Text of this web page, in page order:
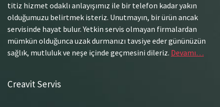
titiz hizmet odaklı anlayışımız ile bir telefon kadar yakın
olduğumuzu belirtmek isteriz. Unutmayın, bir ürün ancak
servisinde hayat bulur. Yetkin servis olmayan firmalardan
mümkün olduğunca uzak durmanızı tavsiye eder gününüzün
sağlık, mutluluk ve neşe içinde geçmesini dileriz. Devamı…
Creavit Servis